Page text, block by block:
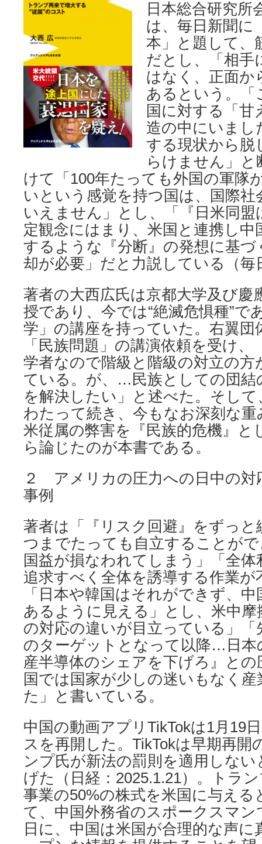
日本総合研究所
は、毎日新聞に
本」と題して、
だとし、「相手
はなく、正面か
あるという。「
国に対する「甘
造の中にいまし
する現状から脱
らけません」
けて「100年たっても外国の軍隊
いという感覚を持つ国は、国際社
いえません」とし、「『日米同
定観念にはまり、米国と連携し
するような『分断』の発想に基
却が必要」だと力説している（毎
著者の大西広氏は京都大学及び慶
授であり、今では“絶滅危惧種”で
学」の講座を持っていた。右翼団
「民族問題」の講演依頼を受け
学者なので階級と階級の対立の
ている。が、…民族としての団結
を解決したい」と述べた。そし
わたって続き、今もなお深刻な
米従属の弊害を『民族的危機』と
ら論じたのが本書である。
２ アメリカの圧力への日中の対
事例
著者は「『リスク回避』をずっ
つまでたっても自立することが
国益が損なわれてしまう」「全体
追求すべく全体を誘導する作業が
「日本や韓国はそれができず、
あるように見える」とし、米中
の対応の違いが目立っている」
のターゲットとなって以降…日本
産半導体のシェアを下げろ』と
国では国家が少しの迷いもなく
た」と書いている。
中国の動画アプリTikTokは1月19
スを再開した。TikTokは早期再開
ンプ氏が新法の罰則を適用しな
げた（日経：2025.1.21）。トラ
事業の50%の株式を米国に与える
て、中国外務省のスポークスマ
日に、中国は米国が合理的な声